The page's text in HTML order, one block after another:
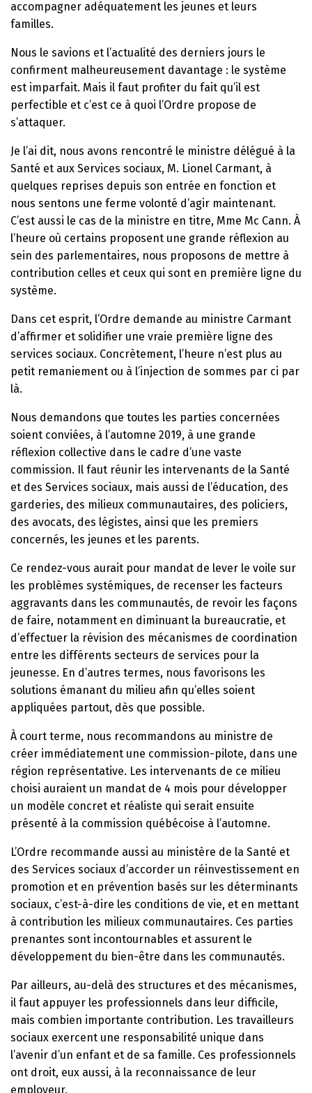
accompagner adéquatement les jeunes et leurs
familles.
Nous le savions et l’actualité des derniers jours le
confirment malheureusement davantage : le système
est imparfait. Mais il faut profiter du fait qu’il est
perfectible et c’est ce à quoi l’Ordre propose de
s’attaquer.
Je l’ai dit, nous avons rencontré le ministre délégué à la
Santé et aux Services sociaux, M. Lionel Carmant, à
quelques reprises depuis son entrée en fonction et
nous sentons une ferme volonté d’agir maintenant.
C’est aussi le cas de la ministre en titre, Mme Mc Cann. À
l’heure où certains proposent une grande réflexion au
sein des parlementaires, nous proposons de mettre à
contribution celles et ceux qui sont en première ligne du
système.
Dans cet esprit, l’Ordre demande au ministre Carmant
d’affirmer et solidifier une vraie première ligne des
services sociaux. Concrètement, l’heure n’est plus au
petit remaniement ou à l’injection de sommes par ci par
là.
Nous demandons que toutes les parties concernées
soient conviées, à l’automne 2019, à une grande
réflexion collective dans le cadre d’une vaste
commission. Il faut réunir les intervenants de la Santé
et des Services sociaux, mais aussi de l’éducation, des
garderies, des milieux communautaires, des policiers,
des avocats, des légistes, ainsi que les premiers
concernés, les jeunes et les parents.
Ce rendez-vous aurait pour mandat de lever le voile sur
les problèmes systémiques, de recenser les facteurs
aggravants dans les communautés, de revoir les façons
de faire, notamment en diminuant la bureaucratie, et
d’effectuer la révision des mécanismes de coordination
entre les différents secteurs de services pour la
jeunesse. En d’autres termes, nous favorisons les
solutions émanant du milieu afin qu’elles soient
appliquées partout, dès que possible.
À court terme, nous recommandons au ministre de
créer immédiatement une commission-pilote, dans une
région représentative. Les intervenants de ce milieu
choisi auraient un mandat de 4 mois pour développer
un modèle concret et réaliste qui serait ensuite
présenté à la commission québécoise à l’automne.
L’Ordre recommande aussi au ministère de la Santé et
des Services sociaux d’accorder un réinvestissement en
promotion et en prévention basés sur les déterminants
sociaux, c’est-à-dire les conditions de vie, et en mettant
à contribution les milieux communautaires. Ces parties
prenantes sont incontournables et assurent le
développement du bien-être dans les communautés.
Par ailleurs, au-delà des structures et des mécanismes,
il faut appuyer les professionnels dans leur difficile,
mais combien importante contribution. Les travailleurs
sociaux exercent une responsabilité unique dans
l’avenir d’un enfant et de sa famille. Ces professionnels
ont droit, eux aussi, à la reconnaissance de leur
employeur.